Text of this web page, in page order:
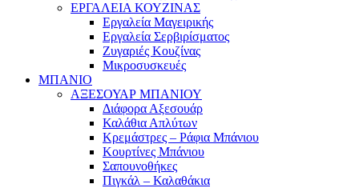
ΕΡΓΑΛΕΙΑ ΚΟΥΖΙΝΑΣ
Εργαλεία Μαγειρικής
Εργαλεία Σερβιρίσματος
Ζυγαριές Κουζίνας
Μικροσυσκευές
ΜΠΑΝΙΟ
ΑΞΕΣΟΥΑΡ ΜΠΑΝΙΟΥ
Διάφορα Αξεσουάρ
Καλάθια Απλύτων
Κρεμάστρες – Ράφια Μπάνιου
Κουρτίνες Μπάνιου
Σαπουνοθήκες
Πιγκάλ – Καλαθάκια